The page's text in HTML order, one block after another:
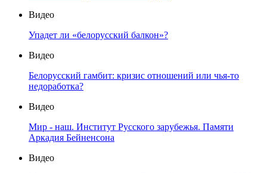
Видео
Упадет ли «белорусский балкон»?
Видео
Белорусский гамбит: кризис отношений или чья-то
недоработка?
Видео
Мир - наш. Институт Русского зарубежья. Памяти
Аркадия Бейненсона
Видео